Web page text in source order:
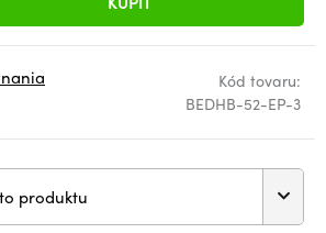
Kód tovaru:
BEDHB-52-EP-3
produktu